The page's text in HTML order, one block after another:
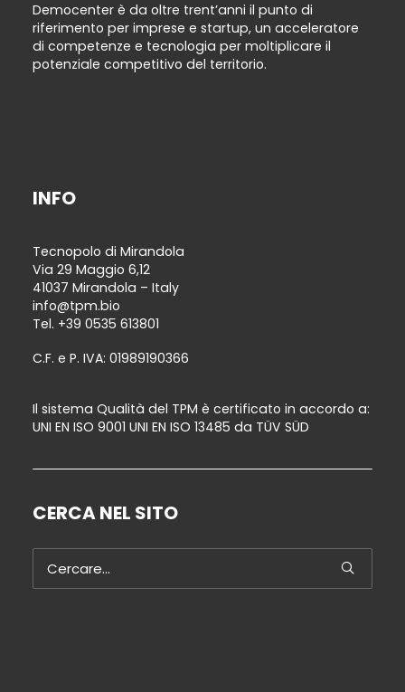
Democenter è da oltre trent’anni il punto di
riferimento per imprese e startup, un acceleratore
di competenze e tecnologia per moltiplicare il
potenziale competitivo del territorio.
INFO
Tecnopolo di Mirandola
Via 29 Maggio 6,12
41037 Mirandola – Italy
info@tpm.bio
Tel. +39 0535 613801
C.F. e P. IVA: 01989190366
Il sistema Qualità del TPM è certificato in accordo a:
UNI EN ISO 9001 UNI EN ISO 13485 da TÜV SÜD
CERCA NEL SITO